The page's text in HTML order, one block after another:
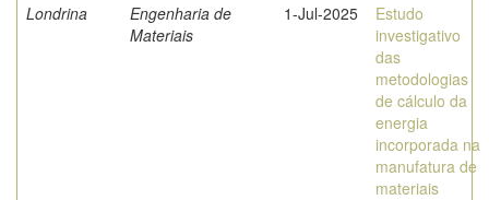
Londrina
Engenharia de
Materiais
1-Jul-2025
Estudo
investigativo
das
metodologias
de cálculo da
energia
incorporada na
manufatura de
materiais